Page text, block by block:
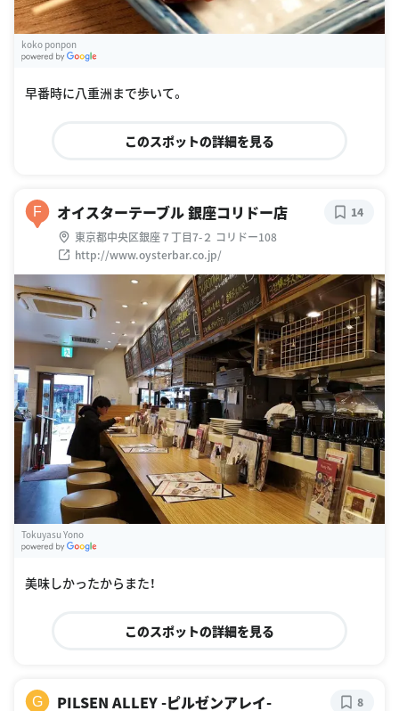
koko ponpon
早番時に八重洲まで歩いて。
このスポットの詳細を見る
F オイスターテーブル 銀座コリドー店
東京都中央区銀座７丁目7-２ コリドー108
http://www.oysterbar.co.jp/
14
Tokuyasu Yono
美味しかったからまた！
このスポットの詳細を見る
G PILSEN ALLEY -ピルゼンアレイ- 8